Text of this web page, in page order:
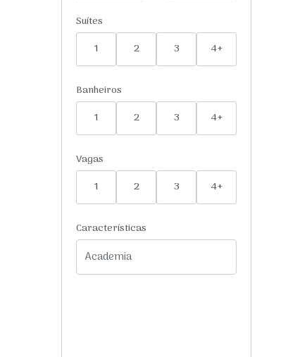
Suítes
1
2 3 4+
Banheiros
1
2 3 4+
Vagas
1
2 3 4+
Características